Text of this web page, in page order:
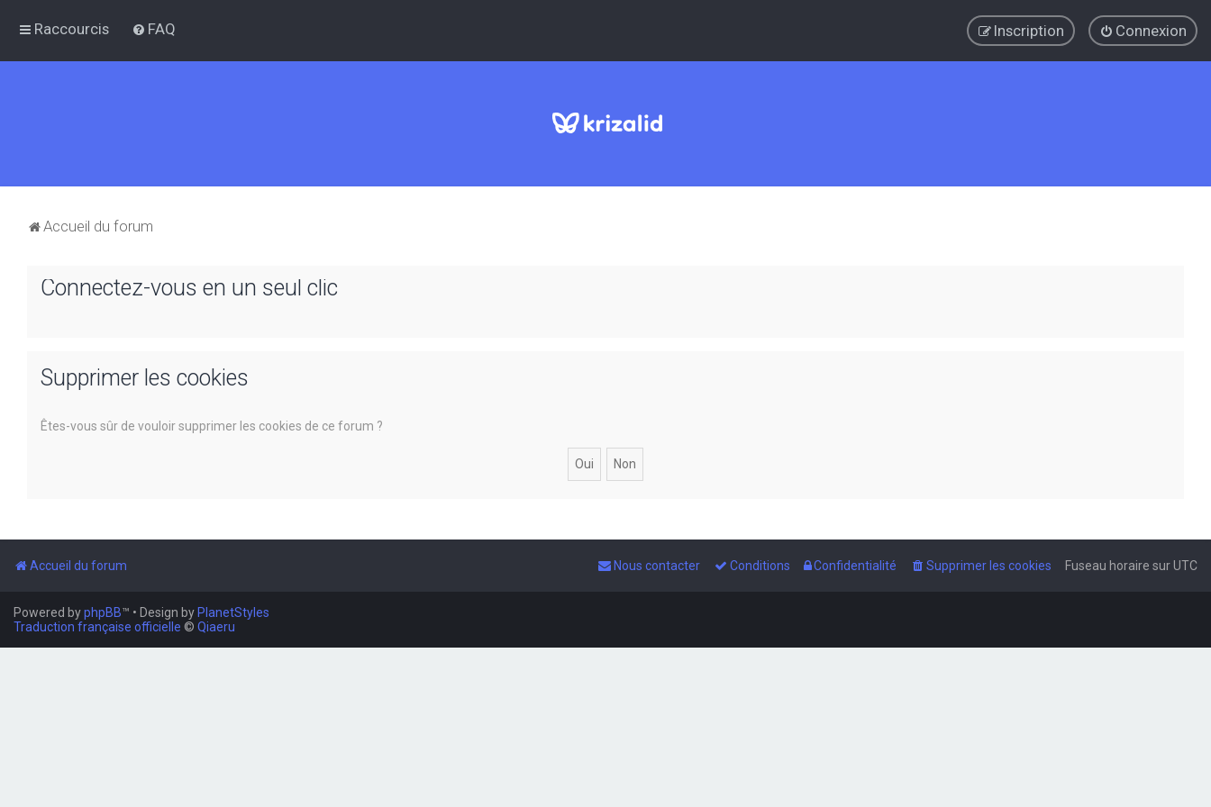
Raccourcis FAQ Connexion
Inscription
Accueil du forum
Connectez-vous en un seul clic
Supprimer les cookies
Êtes-vous sûr de vouloir supprimer les cookies de ce forum ?
Accueil du forum Fuseau horaire surUTC
Supprimer les cookies
Confidentialité
Conditions
Nous contacter
Powered byphpBB™ • Design by PlanetStyles
Traduction française officielle © Qiaeru